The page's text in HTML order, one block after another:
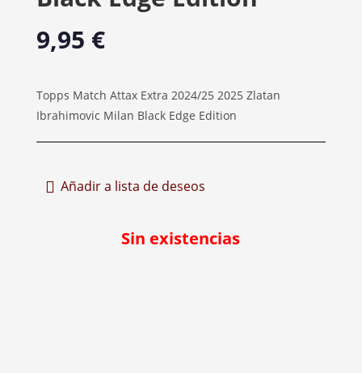
9,95 €
Topps Match Attax Extra 2024/25 2025 Zlatan
Ibrahimovic Milan Black Edge Edition
Añadir a lista de deseos
Sin existencias